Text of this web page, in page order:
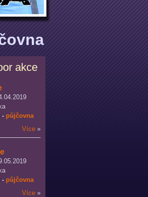
akce
- půjčovna
Více »
- půjčovna
Více »